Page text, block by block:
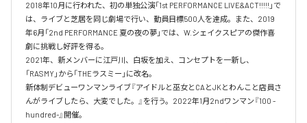
2018年10月に行われた、初の単独公演「1st PERFORMANCE LIVE&ACT!!!!!」で
は、ライブと芝居を同じ劇場で行い、動員目標500人を達成。​また、2019
年6月「2nd PERFORMANCE 夏の夜の夢」では、W.シェイクスピアの傑作喜
劇に挑戦し好評を得る。
2021年、新メンバーに江戸川、白坂を加え、コンセプトを一新し、
「RASMY」から「THEラスミー」に改名。
新体制デビューワンマンライブ『アイドルと巫女とCAとJKとわんこと店員さ
んがライブしたら、大変でした。』を行う。2022年1月2ndワンマン『100 -
hundred-』開催。